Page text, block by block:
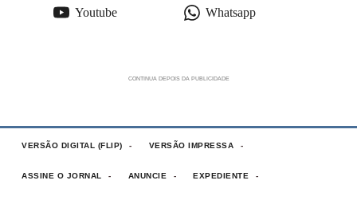
Youtube Whatsapp
VERSÃO DIGITAL (FLIP) VERSÃO IMPRESSA
ASSINE O JORNAL ANUNCIE EXPEDIENTE